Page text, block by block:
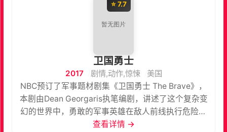
⭐ 7.7
卫国勇士
2017 剧情,动作,惊悚
美国
NBC预订了军事题材剧集《卫国勇士 The Brave》，
本剧由Dean Georgaris执笔编剧，讲述了这个复杂变
幻的世界中，勇敢的军事英雄在敌人前线执行危险﹑
高风险任务时作出的个人牺牲。 《穹顶之下 Under
查看详情 →